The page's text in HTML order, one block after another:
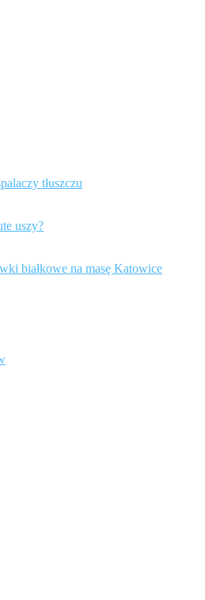
tłuszczu
uszy?
białkowe na masę Katowice